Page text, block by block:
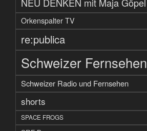
NEU DENKEN mit Maja Göpel
Orkenspalter TV
re:publica
Schweizer Fernsehen
Schweizer Radio und Fernsehen
shorts
SPACE FROGS